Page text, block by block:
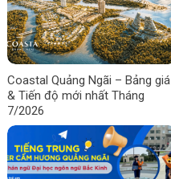
Coastal Quảng Ngãi – Bảng giá
& Tiến độ mới nhất Tháng
7/2026